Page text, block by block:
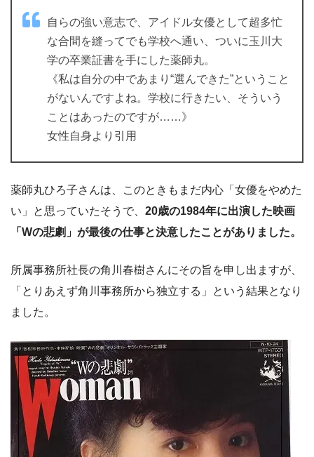
自らの強い意志で、アイドル女優として超多忙
な合間を縫ってでも学校へ通い、ついに玉川大
学の卒業証書を手にした薬師丸。
《私は自分の中であまり“選んできた”ということ
がないんですよね。学校に行きたい、そういう
ことはあったのですが……》
女性自身より引用
薬師丸ひろ子さんは、このときもまだ内心「女優をやめた
い」と思っていたそうで、 20歳の1984年に出演した映画
「Wの悲劇」が最後の仕事と決意したことがありました。
所属事務所社長の角川春樹さんにその旨を申し出ますが、
「とりあえず角川事務所から独立する」という結果となり
ました。